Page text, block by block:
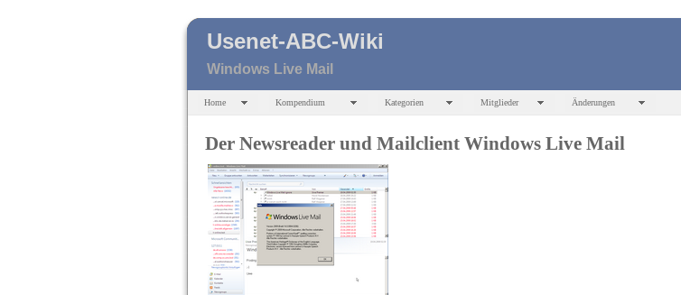
Usenet-ABC-Wiki
Windows Live Mail
Home Kompendium Kategorien Mitglieder Änderungen
Der Newsreader und Mailclient Windows Live Mail